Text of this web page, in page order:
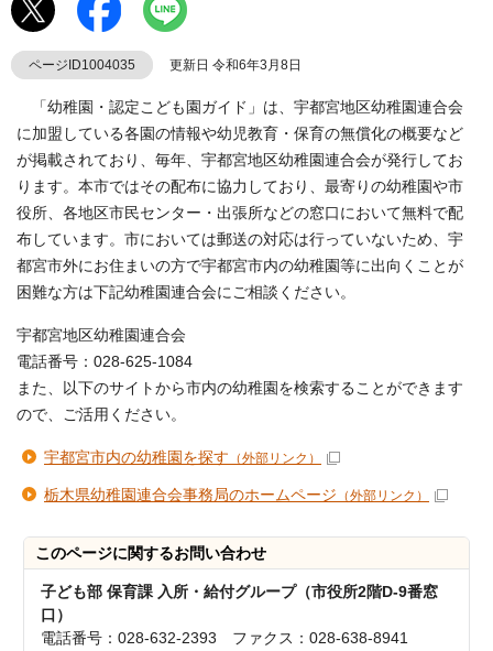
ページID1004035 更新日 令和6年3月8日
「幼稚園・認定こども園ガイド」は、宇都宮地区幼稚園連合会
に加盟している各園の情報や幼児教育・保育の無償化の概要など
が掲載されており、毎年、宇都宮地区幼稚園連合会が発行してお
ります。本市ではその配布に協力しており、最寄りの幼稚園や市
役所、各地区市民センター・出張所などの窓口において無料で配
布しています。市においては郵送の対応は行っていないため、宇
都宮市外にお住まいの方で宇都宮市内の幼稚園等に出向くことが
困難な方は下記幼稚園連合会にご相談ください。
宇都宮地区幼稚園連合会
電話番号：028-625-1084
また、以下のサイトから市内の幼稚園を検索することができます
ので、ご活用ください。
宇都宮市内の幼稚園を探す （外部リンク）
栃木県幼稚園連合会事務局のホームページ （外部リンク）
このページに関するお問い合わせ
子ども部 保育課 入所・給付グループ（市役所2階D-9番窓
口）
電話番号：028-632-2393 ファクス：028-638-8941